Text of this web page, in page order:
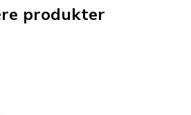
produkter